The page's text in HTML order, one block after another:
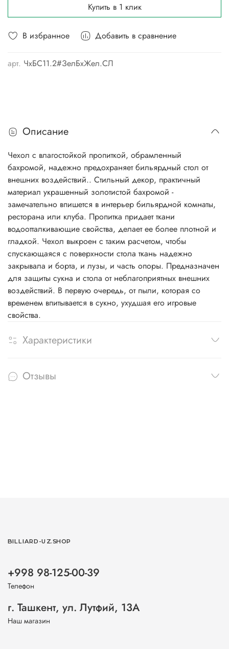
В избранное Добавить в сравнение
арт. ЧхБС11.2#ЗелБхЖел.СЛ
Купить в 1 клик
Описание
Чехол с влагостойкой пропиткой, обрамленный
бахромой, надежно предохраняет бильярдный стол от
внешних воздействий.. Стильный декор, практичный
материал украшенный золотистой бахромой -
замечательно впишется в интерьер бильярдной комнаты,
ресторана или клуба. Пропитка придает ткани
водоотталкивающие свойства, делает ее более плотной и
гладкой. Чехол выкроен с таким расчетом, чтобы
спускающаяся с поверхности стола ткань надежно
закрывала и борта, и лузы, и часть опоры. Предназначен
для защиты сукна и стола от неблагоприятных внешних
воздействий. В первую очередь, от пыли, которая со
временем впитывается в сукно, ухудшая его игровые
свойства.
Характеристики
Отзывы
BILLIARD-UZ.SHOP
+998 98-125-00-39
Телефон
г. Ташкент, ул. Лутфий, 13А
Наш магазин